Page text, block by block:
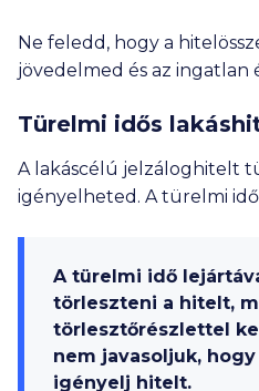
Ne feledd, hogy a
jövedelmed és az ingatlan
Türelmi idős
A lakáscélú jelzáloghitelt
igényelheted. A türelmi idő
A türelmi idő
törleszteni a hitelt,
törlesztőrészlettel
nem javasoljuk,
igényelj hitelt.